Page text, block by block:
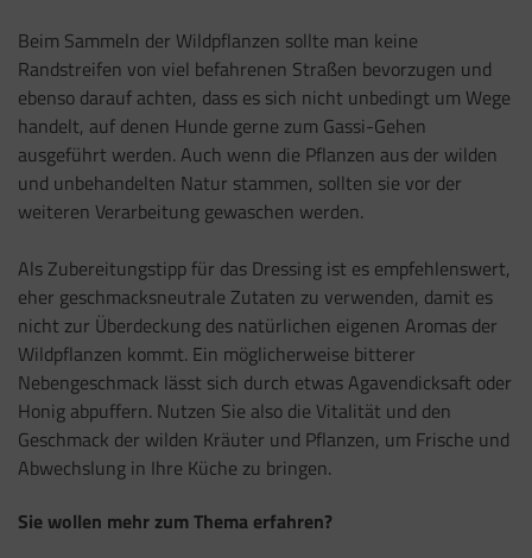
Beim Sammeln der Wildpflanzen sollte man keine
Randstreifen von viel befahrenen Straßen bevorzugen und
ebenso darauf achten, dass es sich nicht unbedingt um Wege
handelt, auf denen Hunde gerne zum Gassi-Gehen
ausgeführt werden. Auch wenn die Pflanzen aus der wilden
und unbehandelten Natur stammen, sollten sie vor der
weiteren Verarbeitung gewaschen werden.
Als Zubereitungstipp für das Dressing ist es empfehlenswert,
eher geschmacksneutrale Zutaten zu verwenden, damit es
nicht zur Überdeckung des natürlichen eigenen Aromas der
Wildpflanzen kommt. Ein möglicherweise bitterer
Nebengeschmack lässt sich durch etwas Agavendicksaft oder
Honig abpuffern. Nutzen Sie also die Vitalität und den
Geschmack der wilden Kräuter und Pflanzen, um Frische und
Abwechslung in Ihre Küche zu bringen.
Sie wollen mehr zum Thema erfahren?